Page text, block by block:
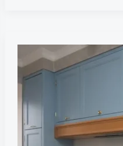
гарнитур,
старинные
скрытый
радиатор,
31